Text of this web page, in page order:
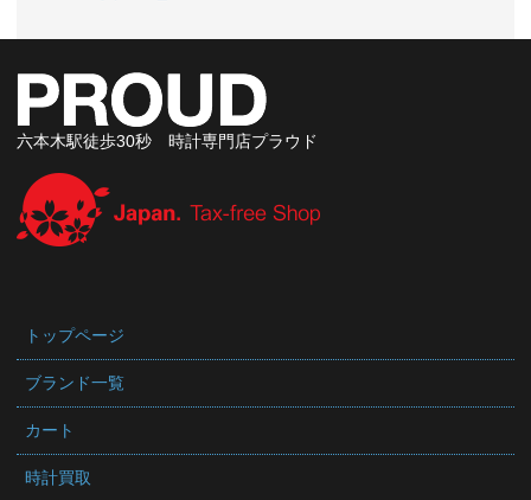
六本木駅徒歩30秒 時計専門店プラウド
トップページ
ブランド一覧
カート
時計買取